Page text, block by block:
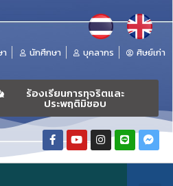
นักศึกษา บุคลากร ศิษย์เก่า
ร้องเรียนการทุจริตและ
ประพฤติมิชอบ